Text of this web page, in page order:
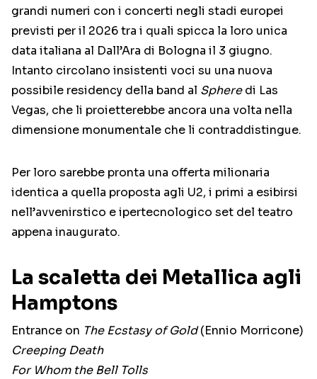
grandi numeri con i concerti negli stadi europei
previsti per il 2026 tra i quali spicca la loro unica
data italiana al Dall’Ara di Bologna il 3 giugno.
Intanto circolano insistenti voci su una nuova
possibile residency della band al Spheredi Las
Vegas, che li proietterebbe ancora una volta nella
dimensione monumentale che li contraddistingue.
Per loro sarebbe pronta una offerta milionaria
identica a quella proposta agli U2, i primi a esibirsi
nell’avvenirstico e ipertecnologico set del teatro
appena inaugurato.
La scaletta dei Metallica agli
Hamptons
Entrance on The Ecstasy of Gold(Ennio Morricone)
Creeping Death
For Whom the Bell Tolls